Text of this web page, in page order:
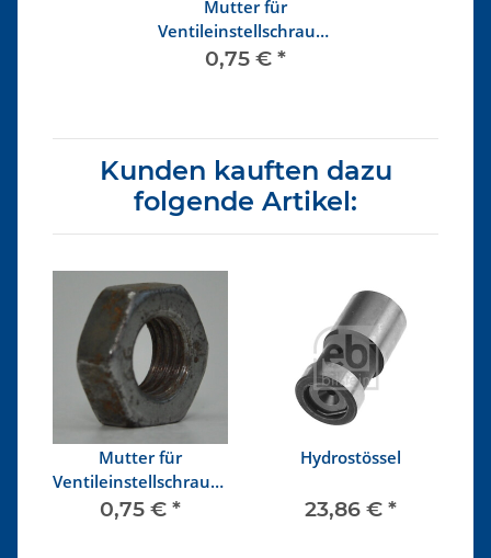
Mutter für
Ventileinstellschraube
M 9 x 1
0,75 € *
Kunden kauften dazu
folgende Artikel:
Mutter für
Ventileinstellschraube
M 9 x 1
0,75 € *
Hydrostössel
23,86 € *